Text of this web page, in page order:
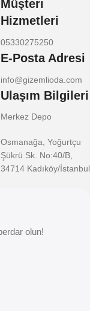
Müşteri
Hizmetleri
05330275250
E-Posta Adresi
info@gizemlioda.com
Ulaşım Bilgileri
Merkez Depo
Osmanağa, Yoğurtçu
Şükrü Sk. No:40/B,
34714 Kadıköy/İstanbul
olun!